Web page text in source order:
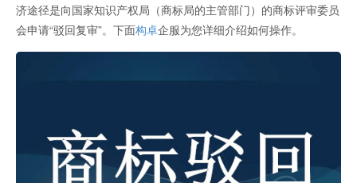
济途径是向国家知识产权局（商标局的主管部门）的商标评审委员
会申请“驳回复审”。下面构卓企服为您详细介绍如何操作。